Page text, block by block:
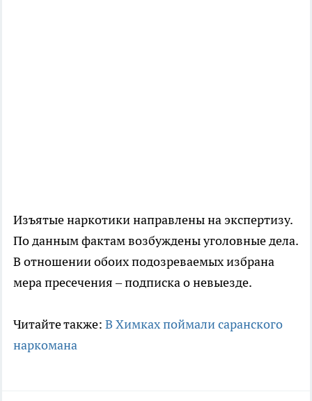
Изъятые наркотики направлены на экспертизу.
По данным фактам возбуждены уголовные дела.
В отношении обоих подозреваемых избрана
мера пресечения – подписка о невыезде.
Читайте также: В Химках поймали саранского
наркомана